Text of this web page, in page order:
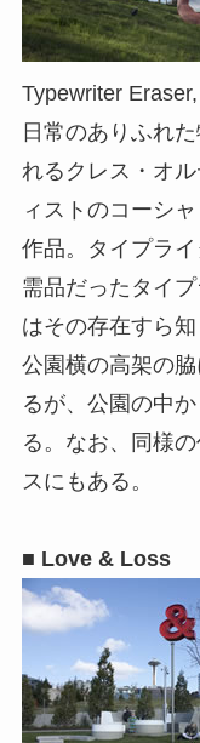
Typewriter
日常のありふれ
れるクレス・オ
ィストのコーシ
作品。タイプラ
需品だったタイ
はその存在すら
公園横の高架の
るが、公園の中
る。なお、同様
スにもある。
■ Love & Loss